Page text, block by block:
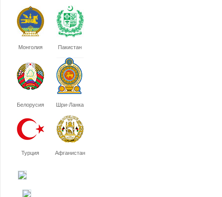
Монголия Пакистан
Белорусия Шри-Ланка
Турция Афганистан